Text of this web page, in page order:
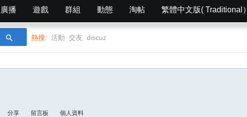
廣播 遊戲 群組 動態 淘帖 繁體中文版( Traditional）
英文版官網（English）
熱搜: 活動 交友 discuz
分享 留言板 個人資料